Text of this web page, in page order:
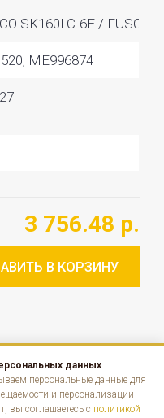
SK160LC-6E / FUSO
ME996874
3 756.48 р.
В КОРЗИНУ
данных
персональные данные для
и персонализации
вы соглашаетесь с политикой